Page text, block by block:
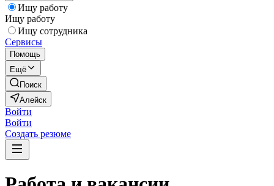
Ищу работу
Ищу работу
Ищу сотрудника
Сервисы
Помощь
Ещё
Поиск
Алейск
Войти
Войти
Создать резюме